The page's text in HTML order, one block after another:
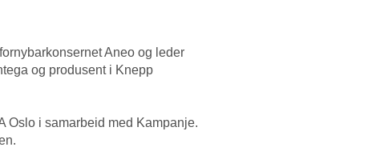
Aneo og leder
og produsent i Knepp
Oslo i samarbeid med Kampanje.